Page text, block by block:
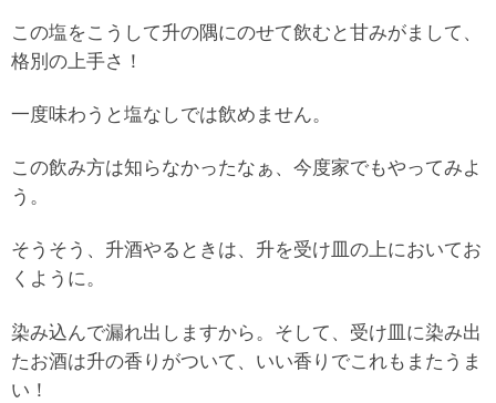
この塩をこうして升の隅にのせて飲むと甘みがまして、
格別の上手さ！
一度味わうと塩なしでは飲めません。
この飲み方は知らなかったなぁ、今度家でもやってみよ
う。
そうそう、升酒やるときは、升を受け皿の上においてお
くように。
染み込んで漏れ出しますから。そして、受け皿に染み出
たお酒は升の香りがついて、いい香りでこれもまたうま
い！